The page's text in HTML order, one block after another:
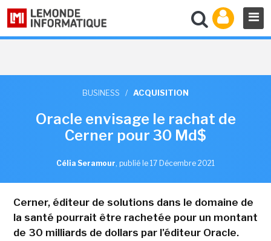
BUSINESS / ACQUISITION
Oracle envisage le rachat de
Cerner pour 30 Md$
Célia Seramour, publié le 17 Décembre 2021
Cerner, éditeur de solutions dans le domaine de
la santé pourrait être rachetée pour un montant
de 30 milliards de dollars par l'éditeur Oracle.